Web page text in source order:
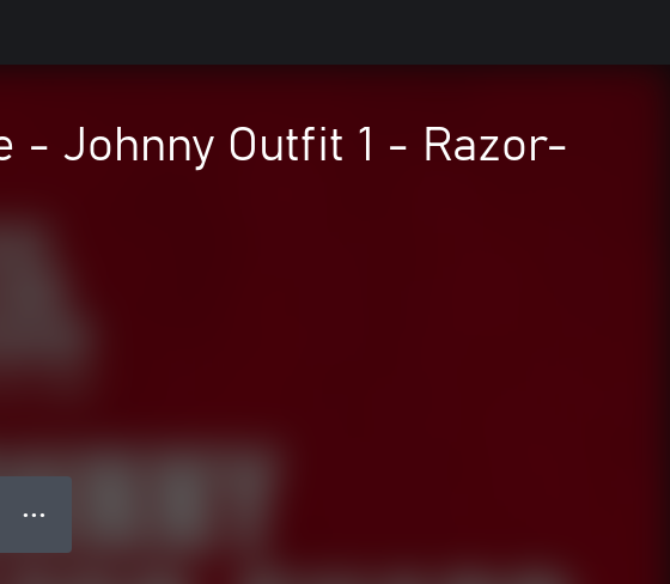
- Johnny Outfit 1 - Razor-
● ● ●